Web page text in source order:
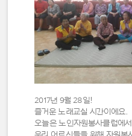
2017년 9월 28일!
즐거운 노래교실 시간이에요.
오늘은 노인자원봉사클럽에서